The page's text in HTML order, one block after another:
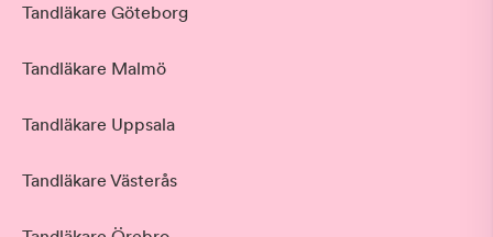
Tandläkare Göteborg
Tandläkare Malmö
Tandläkare Uppsala
Tandläkare Västerås